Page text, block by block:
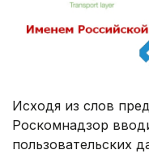
Исходя из слов
Роскомнадзор
пользовательских